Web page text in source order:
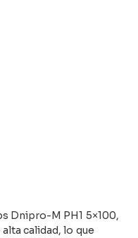
Dnipro-M PH1 5×100,
calidad, lo que